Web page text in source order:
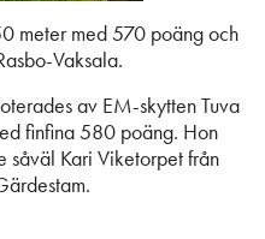
meter med 570 poäng och
Vaksala.
av EM-skytten Tuva
finfina 580 poäng. Hon
såväl Kari Viketorpet från